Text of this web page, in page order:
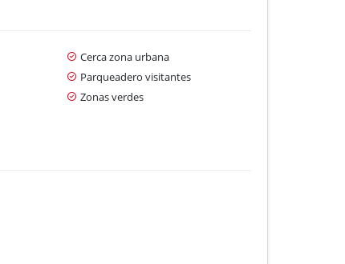
Cerca zona urbana
Parqueadero visitantes
Zonas verdes